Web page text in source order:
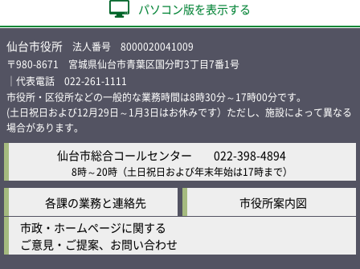
パソコン版を表示する
仙台市役所 法人番号 8000020041009
〒980-8671 宮城県仙台市青葉区国分町3丁目7番1号
｜代表電話 022-261-1111
市役所・区役所などの一般的な業務時間は8時30分～17時00分です。
(土日祝日および12月29日～1月3日はお休みです）ただし、施設によって異なる
場合があります。
仙台市総合コールセンター 022-398-4894
8時～20時 （土日祝日および年末年始は17時まで）
各課の業務と連絡先
市役所案内図
市政・ホームページに関する
ご意見・ご提案、お問い合わせ